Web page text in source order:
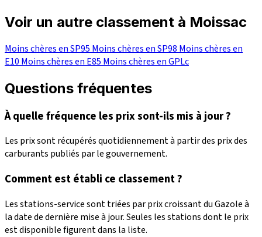
Voir un autre classement à Moissac
Moins chères en SP95 Moins chères en SP98 Moins chères en
E10 Moins chères en E85 Moins chères en GPLc
Questions fréquentes
À quelle fréquence les prix sont-ils mis à jour ?
Les prix sont récupérés quotidiennement à partir des prix des
carburants publiés par le gouvernement.
Comment est établi ce classement ?
Les stations-service sont triées par prix croissant du Gazole à
la date de dernière mise à jour. Seules les stations dont le prix
est disponible figurent dans la liste.